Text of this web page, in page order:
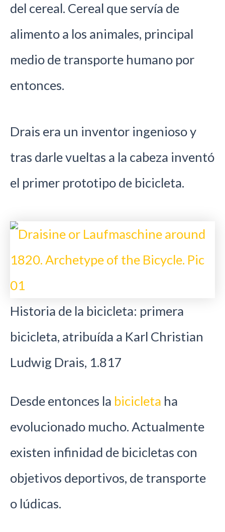
del cereal. Cereal que servía de
alimento a los animales, principal
medio de transporte humano por
entonces.
Drais era un inventor ingenioso y
tras darle vueltas a la cabeza inventó
el primer prototipo de bicicleta.
Historia de la bicicleta: primera
bicicleta, atribuída a Karl Christian
Ludwig Drais, 1.817
Desde entonces la bicicleta ha
evolucionado mucho. Actualmente
existen infinidad de bicicletas con
objetivos deportivos, de transporte
o lúdicas.